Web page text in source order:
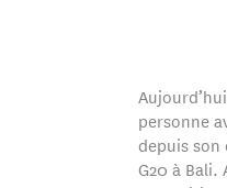
personne
depuis
G20 à